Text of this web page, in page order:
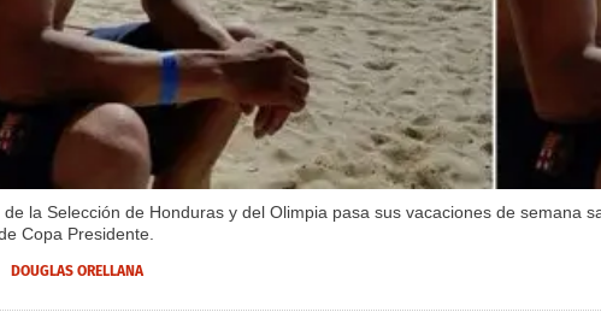
de la Selección de Honduras y del Olimpia pasa sus vacaciones de semana
Copa Presidente.
DOUGLAS ORELLANA